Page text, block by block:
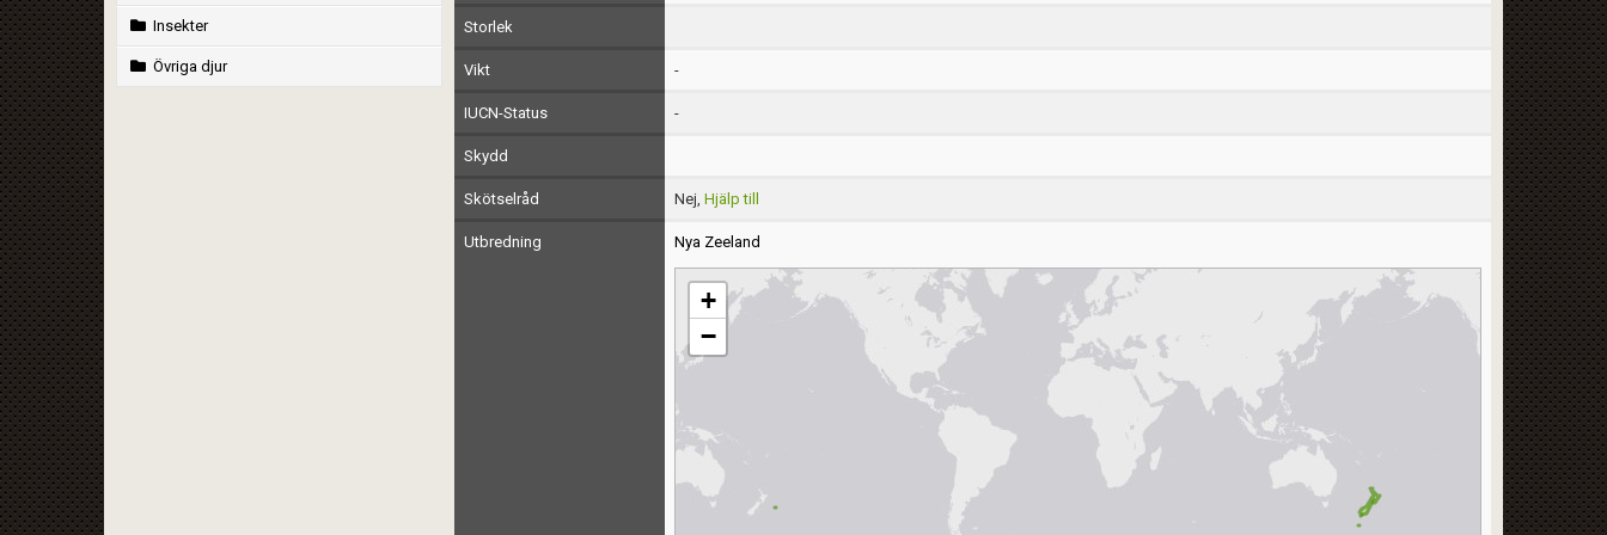
Insekter
Övriga djur
Storlek
Vikt -
IUCN-Status -
Skydd
Skötselråd Nej, Hjälp till
Utbredning Nya Zeeland
+
−